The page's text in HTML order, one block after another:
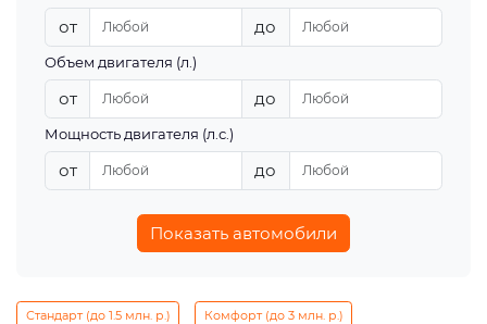
от до
Объем двигателя (л.)
от до
Мощность двигателя (л.с.)
от до
Показать автомобили
Стандарт (до 1.5 млн. р.) Комфорт (до 3 млн. р.)